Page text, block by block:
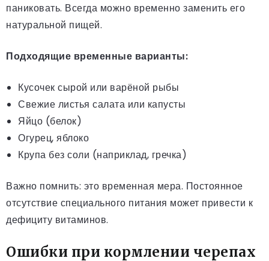
паниковать. Всегда можно временно заменить его
натуральной пищей.
Подходящие временные варианты:
Кусочек сырой или варёной рыбы
Свежие листья салата или капусты
Яйцо (белок)
Огурец, яблоко
Крупа без соли (наприклад, гречка)
Важно помнить: это временная мера. Постоянное
отсутствие специального питания может привести к
дефициту витаминов.
Ошибки при кормлении черепах